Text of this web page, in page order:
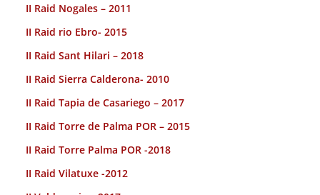
II Raid Nogales – 2011
II Raid rio Ebro- 2015
II Raid Sant Hilari – 2018
II Raid Sierra Calderona- 2010
II Raid Tapia de Casariego – 2017
II Raid Torre de Palma POR – 2015
II Raid Torre Palma POR -2018
II Raid Vilatuxe -2012